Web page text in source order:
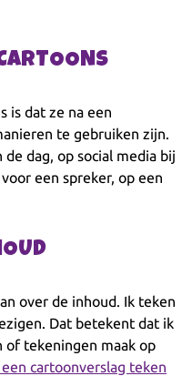
is dat ze na een
te gebruiken zijn.
dag, op social media bij
een spreker, op een
over de inhoud. Ik teken
Dat betekent dat ik
tekeningen maak op
cartoonverslag teken